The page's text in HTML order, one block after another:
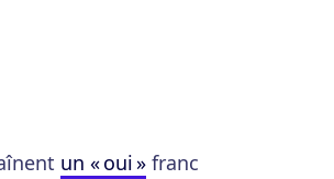
un « oui » franc